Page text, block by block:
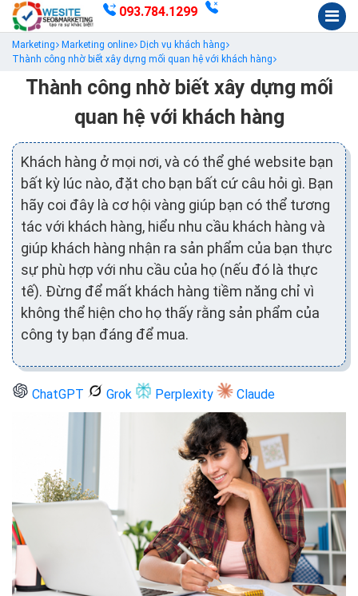
093.784.1299
Marketing Marketing online
Dịch vụ khách hàng
Thành công nhờ biết xây dựng mối quan hệ với khách hàng
Thành công nhờ biết xây dựng mối
quan hệ với khách hàng
Khách hàng ở mọi nơi, và có thể ghé website bạn
bất kỳ lúc nào, đặt cho bạn bất cứ câu hỏi gì. Bạn
hãy coi đây là cơ hội vàng giúp bạn có thể tương
tác với khách hàng, hiểu nhu cầu khách hàng và
giúp khách hàng nhận ra sản phẩm của bạn thực
sự phù hợp với nhu cầu của họ (nếu đó là thực
tế). Đừng để mất khách hàng tiềm năng chỉ vì
không thể hiện cho họ thấy rằng sản phẩm của
công ty bạn đáng để mua.
ChatGPT Grok Perplexity Claude